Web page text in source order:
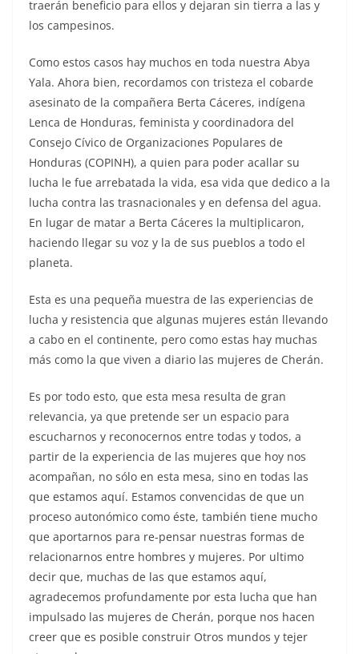
traerán beneficio para ellos y dejaran sin tierra a las y
los campesinos.
Como estos casos hay muchos en toda nuestra Abya
Yala. Ahora bien, recordamos con tristeza el cobarde
asesinato de la compañera Berta Cáceres, indígena
Lenca de Honduras, feminista y coordinadora del
Consejo Cívico de Organizaciones Populares de
Honduras (COPINH), a quien para poder acallar su
lucha le fue arrebatada la vida, esa vida que dedico a la
lucha contra las trasnacionales y en defensa del agua.
En lugar de matar a Berta Cáceres la multiplicaron,
haciendo llegar su voz y la de sus pueblos a todo el
planeta.
Esta es una pequeña muestra de las experiencias de
lucha y resistencia que algunas mujeres están llevando
a cabo en el continente, pero como estas hay muchas
más como la que viven a diario las mujeres de Cherán.
Es por todo esto, que esta mesa resulta de gran
relevancia, ya que pretende ser un espacio para
escucharnos y reconocernos entre todas y todos, a
partir de la experiencia de las mujeres que hoy nos
acompañan, no sólo en esta mesa, sino en todas las
que estamos aquí. Estamos convencidas de que un
proceso autonómico como éste, también tiene mucho
que aportarnos para re-pensar nuestras formas de
relacionarnos entre hombres y mujeres. Por ultimo
decir que, muchas de las que estamos aquí,
agradecemos profundamente por esta lucha que han
impulsado las mujeres de Cherán, porque nos hacen
creer que es posible construir Otros mundos y tejer